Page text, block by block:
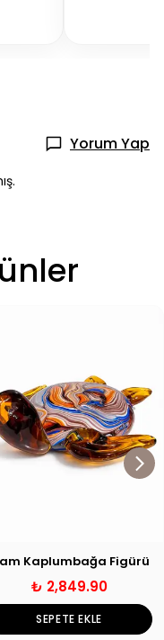
Yorum Yap
Kaplumbağa Figürü
₺ 2,849.90
SEPETE EKLE